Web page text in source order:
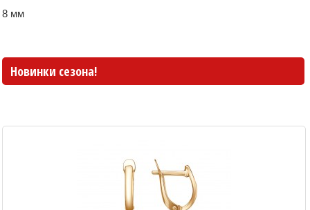
8 мм
Новинки сезона!